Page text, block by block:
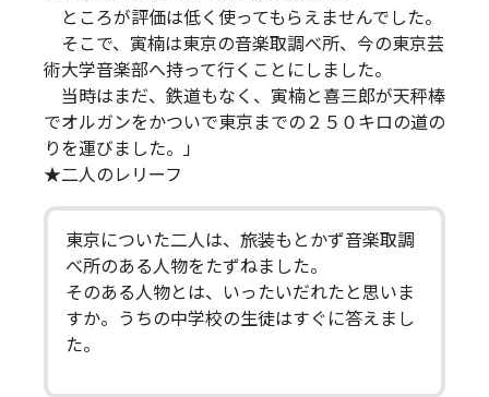
ところが評価は低く使ってもらえませんでした。
そこで、寅楠は東京の音楽取調べ所、今の東京芸
術大学音楽部へ持って行くことにしました。
当時はまだ、鉄道もなく、寅楠と喜三郎が天秤棒
でオルガンをかついで東京までの２５０キロの道の
りを運びました。」
★二人のレリーフ
東京についた二人は、旅装もとかず音楽取調
べ所のある人物をたずねました。
そのある人物とは、いったいだれたと思いま
すか。うちの中学校の生徒はすぐに答えまし
た。